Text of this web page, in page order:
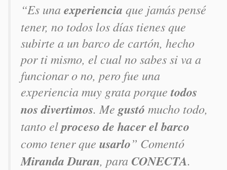
“Es unaexperiencia que jamás pensé
tener, no todos los días tienes que
subirte a un barco de cartón, hecho
por ti mismo, el cual no sabes si va a
funcionar o no, pero fue una
experiencia muy grata porquetodos
nos divertimos. Me gustó mucho todo,
tanto elproceso de hacer el barco
como tener que usarlo” Comentó
Miranda Duran, paraCONECTA.